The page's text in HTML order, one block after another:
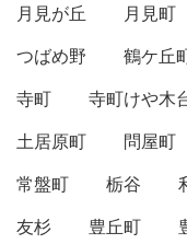
月見が丘
月見町
つばめ野
鶴ケ丘
寺町
寺町けや木
土居原町
問屋町
常盤町
栃谷
友杉
豊丘町